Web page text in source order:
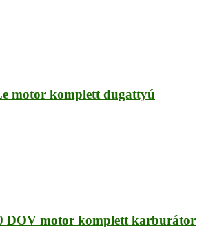
motor komplett dugattyú
DOV motor komplett karburátor